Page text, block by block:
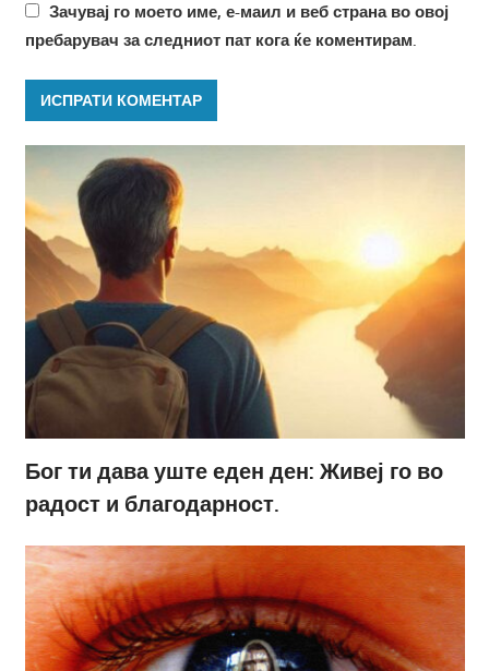
Зачувај го моето име, е-маил и веб страна во овој
пребарувач за следниот пат кога ќе коментирам.
Бог ти дава уште еден ден: Живеј го во
радост и благодарност.